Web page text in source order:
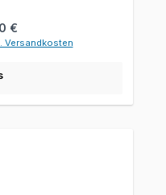
Preis:
€
Versandkosten